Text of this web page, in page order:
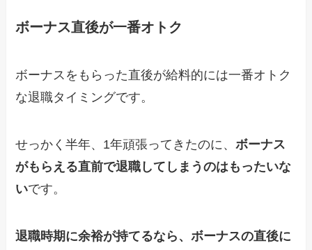
ボーナス直後が一番オトク
ボーナスをもらった直後が給料的には一番オトク
な退職タイミングです。
せっかく半年、1年頑張ってきたのに、ボーナス
がもらえる直前で退職してしまうのはもったいな
いです。
退職時期に余裕が持てるなら、ボーナスの直後に